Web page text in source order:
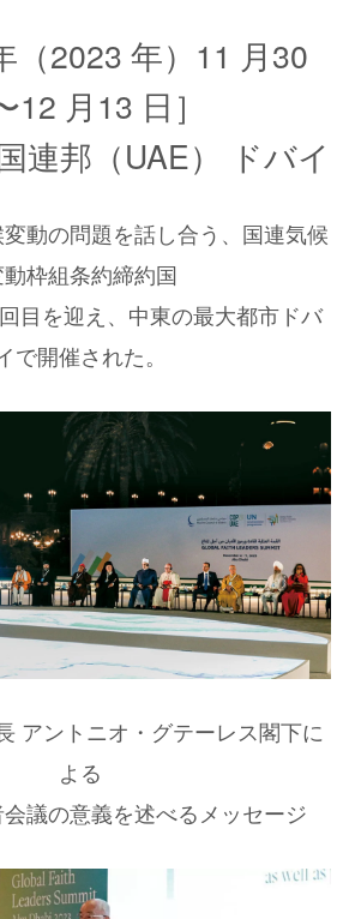
（2023 年）11 月30
12 月13 日］
連邦（UAE） ドバイ
動の問題を話し合う、国連気候
枠組条約締約国
目を迎え、中東の最大都市ドバ
で開催された。
アントニオ・グテーレス閣下に
よる
議の意義を述べるメッセージ